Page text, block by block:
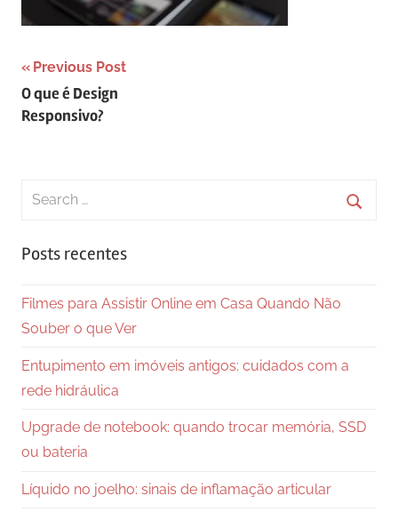
Navegação
de
Previous Post
O que é Design
Responsivo?
Search
Posts recentes
Filmes para Assistir Online em Casa Quando Não
Souber o que Ver
Entupimento em imóveis antigos: cuidados com a
rede hidráulica
Upgrade de notebook: quando trocar memória, SSD
ou bateria
Líquido no joelho: sinais de inflamação articular